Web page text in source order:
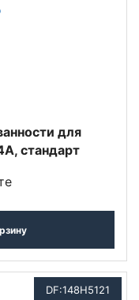
для
стандарт
DF:148H5121